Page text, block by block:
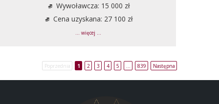
Wywoławcza: 15 000 zł
Cena uzyskana: 27 100 zł
... więcej ...
Poprzednia 1 2 3 4 5 839 Następna